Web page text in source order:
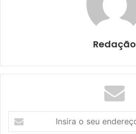
Redação